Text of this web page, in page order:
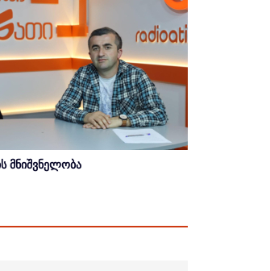
მნიშვნელობა